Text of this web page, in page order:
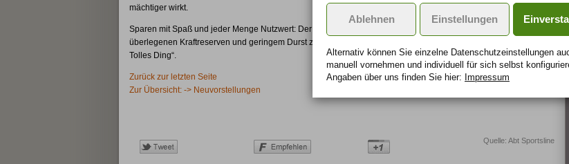
mächtiger wirkt.
Sparen mit Spaß und jeder Menge Nutzwert: Der ABT Golf VI GTD ist ein vielseitiges Automobil, das im Alltag mit
überlegenen Kraftreserven und geringem Durst zu überzeugen weiß. Der schnelle Diesel ist eben ein „Ganz
Tolles Ding“.
Zurück zur letzten Seite
Zur Übersicht: -> Neuvorstellungen
Quelle: Abt Sportsline
Ablehnen Einstellungen
Alternativ können Sie einzelne Datenschutz­ein­stellungen
manuell vor­nehmen und indivi­duell für sich selbst
Angaben über uns finden Sie hier: Impressum